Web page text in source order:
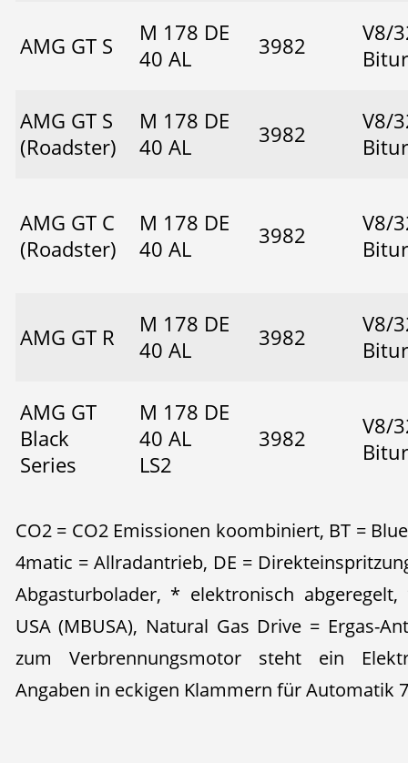
AMG GT S
M 178 DE
40 AL
3982
V8/
AMG GT S
(Roadster)
M 178 DE
40 AL
3982
V8/
AMG GT C
(Roadster)
M 178 DE
40 AL
3982
V8/
AMG GT R
M 178 DE
40 AL
3982
V8/
AMG GT
Black
Series
M 178 DE
40 AL
LS2
3982
V8/
CO2 = CO2 Emissionen koombiniert, BT =
4matic = Allradantrieb, DE =
Abgasturbolader, * elektronisch
USA (MBUSA), Natural Gas Drive = Ergas-
zum Verbrennungsmotor steht ein
Angaben in eckigen Klammern für Automatik